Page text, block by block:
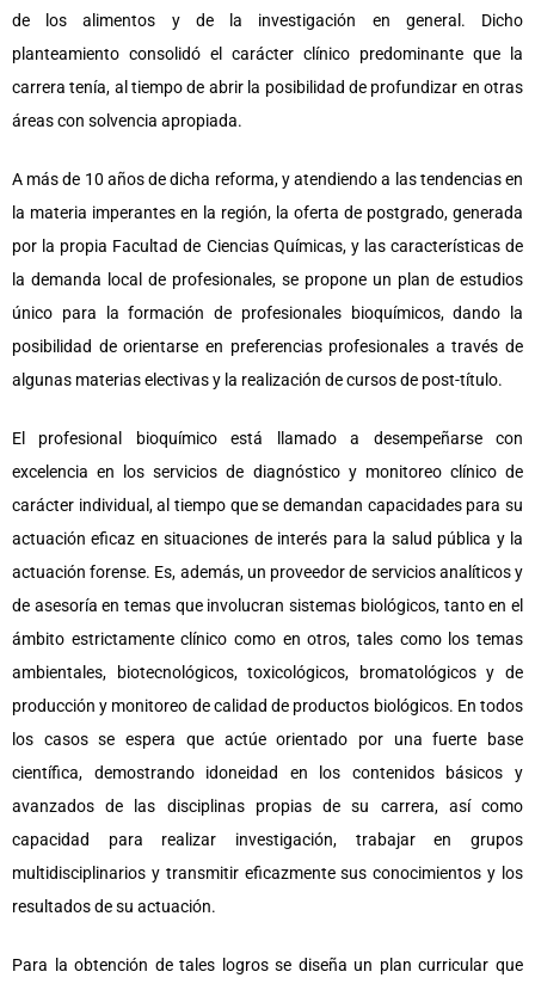
de los alimentos y de la investigación en general. Dicho
planteamiento consolidó el carácter clínico predominante que la
carrera tenía, al tiempo de abrir la posibilidad de profundizar en otras
áreas con solvencia apropiada.
A más de 10 años de dicha reforma, y atendiendo a las tendencias en
la materia imperantes en la región, la oferta de postgrado, generada
por la propia Facultad de Ciencias Químicas, y las características de
la demanda local de profesionales, se propone un plan de estudios
único para la formación de profesionales bioquímicos, dando la
posibilidad de orientarse en preferencias profesionales a través de
algunas materias electivas y la realización de cursos de post-título.
El profesional bioquímico está llamado a desempeñarse con
excelencia en los servicios de diagnóstico y monitoreo clínico de
carácter individual, al tiempo que se demandan capacidades para su
actuación eficaz en situaciones de interés para la salud pública y la
actuación forense. Es, además, un proveedor de servicios analíticos y
de asesoría en temas que involucran sistemas biológicos, tanto en el
ámbito estrictamente clínico como en otros, tales como los temas
ambientales, biotecnológicos, toxicológicos, bromatológicos y de
producción y monitoreo de calidad de productos biológicos. En todos
los casos se espera que actúe orientado por una fuerte base
científica, demostrando idoneidad en los contenidos básicos y
avanzados de las disciplinas propias de su carrera, así como
capacidad para realizar investigación, trabajar en grupos
multidisciplinarios y transmitir eficazmente sus conocimientos y los
resultados de su actuación.
Para la obtención de tales logros se diseña un plan curricular que